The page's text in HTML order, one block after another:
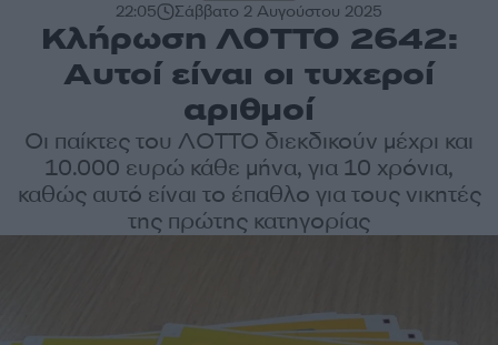
22:05 Σάββατο 2 Αυγούστου 2025
Κλήρωση ΛΟΤΤΟ 2642:
Αυτοί είναι οι τυχεροί
αριθμοί
Οι παίκτες του ΛΟΤΤΟ διεκδικούν μέχρι και
10.000 ευρώ κάθε μήνα, για 10 χρόνια,
καθώς αυτό είναι το έπαθλο για τους νικητές
της πρώτης κατηγορίας